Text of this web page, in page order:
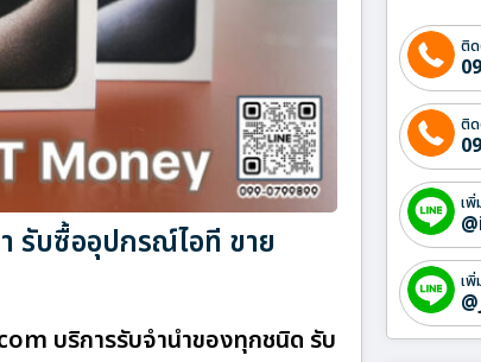
รับซื้ออุปกรณ์ไอที ขาย
บริการรับจำนำของทุกชนิด รับ
ติ
ติ
เ
เ